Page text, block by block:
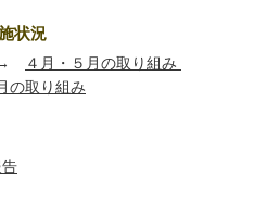
状況
→
４月・５月の取り組み
の取り組み